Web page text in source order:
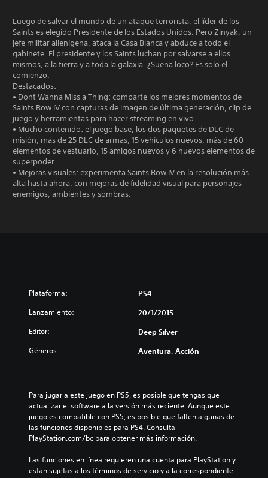
Luego de salvar el mundo de un ataque terrorista, el líder de los
Saints es elegido Presidente de los Estados Unidos. Pero Zinyak, un
jefe militar alienígena, ataca la Casa Blanca y abduce a todo el
gabinete. El presidente y los Saints luchan por salvarse a ellos
mismos, a la tierra y a toda la galaxia. ¿Suena loco? Es solo el
comienzo.
Destacados:
• Dont Wanna Miss a Thing: comparte los mejores momentos de
Saints Row IV con capturas de imagen de última generación, clip de
juego y herramientas para hacer streaming en vivo.
• Mucho contenido: el juego base, los dos paquetes de DLC de
misión, más de 25 DLC de armas, 15 vehículos nuevos, más de 60
elementos de vestuario, 15 amigos nuevos y 6 nuevos elementos de
superpoder.
• Mejoras visuales: experimenta Saints Row IV en la resolución más
alta hasta ahora, con mejoras de fidelidad visual para personajes
enemigos, ambientes y sombras.
Plataforma: PS4
Lanzamiento: 20/1/2015
Editor: Deep Silver
Géneros: Aventura, Acción
Para jugar a este juego en PS5, es posible que tengas que
actualizar el software a la versión más reciente. Aunque este
juego es compatible con PS5, es posible que falten algunas de
las funciones disponibles para PS4. Consulta
PlayStation.com/bc para obtener más información.
Las funciones en línea requieren una cuenta para PlayStation y
están sujetas a los términos de servicio y a la correspondiente